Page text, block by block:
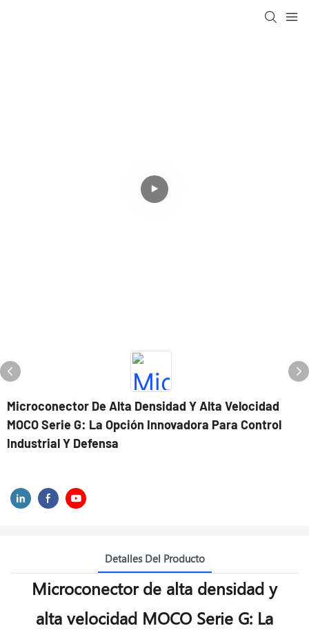
Microconector De Alta Densidad Y Alta Velocidad
MOCO Serie G: La Opción Innovadora Para Control
Industrial Y Defensa
Detalles Del Producto
Microconector de alta densidad y
alta velocidad MOCO Serie G: La